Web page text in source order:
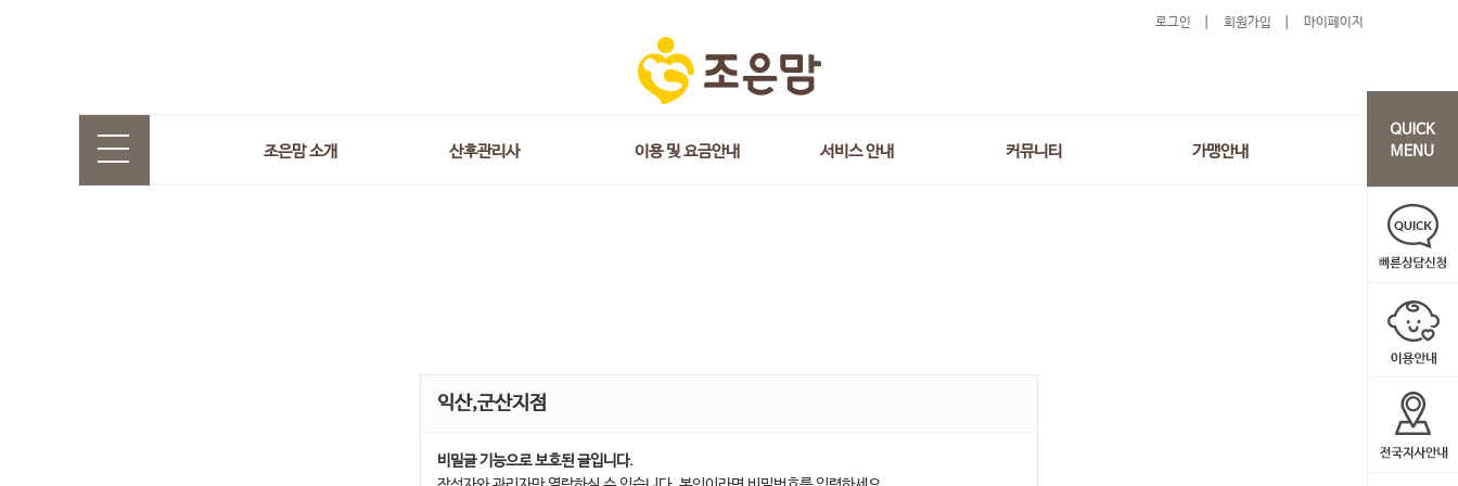
로그인 회원가입 마이페이지
조은맘 소개 산후관리사 이용 및 요금안내 서비스 안내 커뮤니티 가맹안내
익산,군산지점
비밀글 기능으로 보호된 글입니다.